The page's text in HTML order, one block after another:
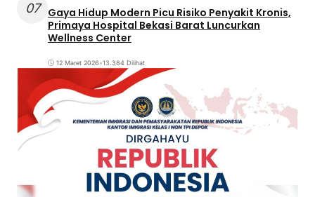
07
Gaya Hidup Modern Picu Risiko Penyakit Kronis,
Primaya Hospital Bekasi Barat Luncurkan
Wellness Center
12 Maret 2026•13.384 Dilihat